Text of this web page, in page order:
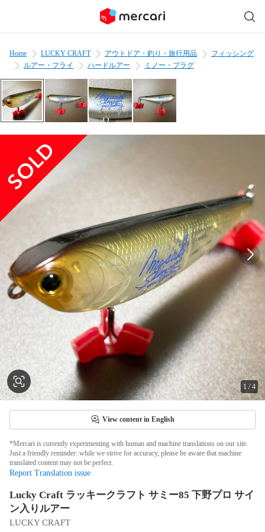
Home LUCKY CRAFT アウトドア・釣り・旅行用品
フィッシング
ルアー・フライ
ハードルアー ミノー・プラグ
1 /4
View content in English
*Mercari is currently experimenting with human and machine translations on our site.
Just a friendly reminder: while we strive for accuracy, please be aware that machine
translated content may not be perfect.
Report Translation issue
Lucky Craft ラッキークラフト サミー85 下野プロ サイ
ン入りルアー
LUCKY CRAFT